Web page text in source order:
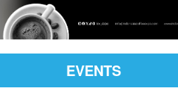
EVENTS